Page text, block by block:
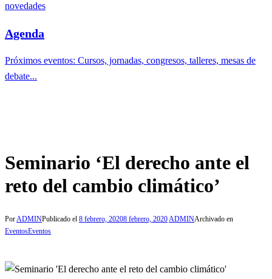
novedades
Agenda
Próximos eventos: Cursos, jornadas, congresos, talleres, mesas de
debate...
Seminario ‘El derecho ante el
reto del cambio climático’
PorADMINPublicado el 8 febrero, 20208 febrero, 2020ADMINArchivado en
EventosEventos